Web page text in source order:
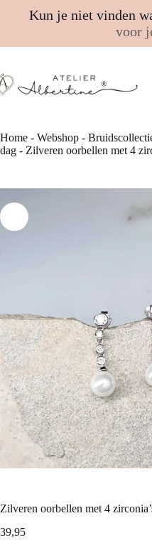
Kun je niet vinden
voor
naar
de
Home - Webshop -
dag - Zilveren oorbellen met 4
Zilveren oorbellen met 4
39,95